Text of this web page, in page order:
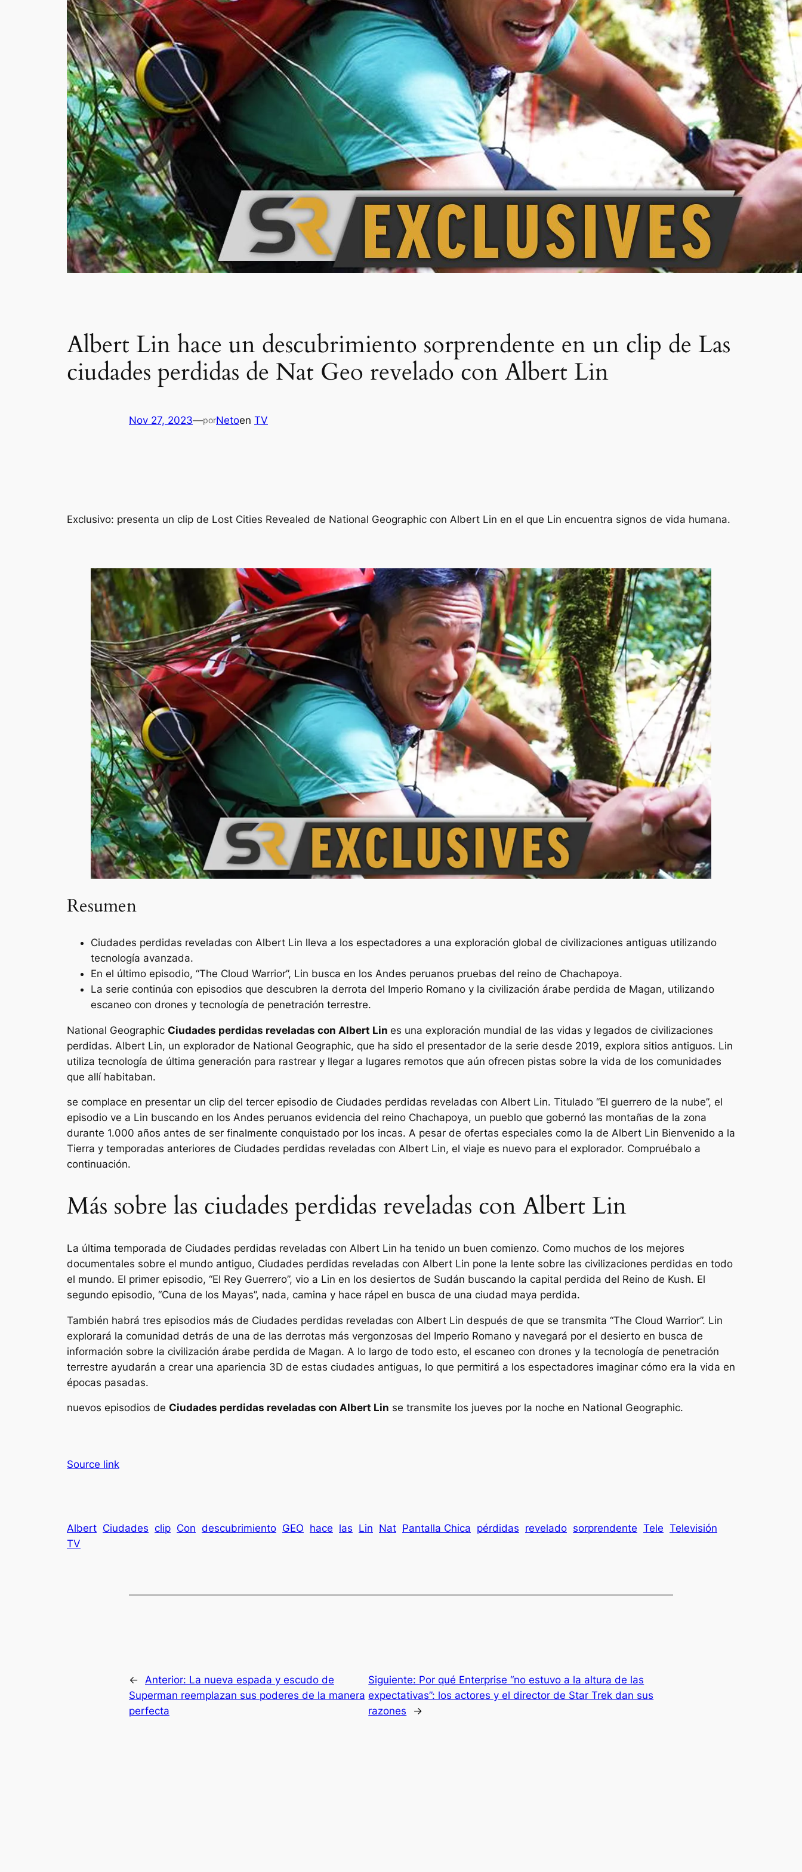
Albert Lin hace un descubrimiento sorprendente en un clip de Las
ciudades perdidas de Nat Geo revelado con Albert Lin
Nov 27, 2023—porNetoen TV
Exclusivo: presenta un clip de Lost Cities Revealed de National Geographic con Albert Lin en el que Lin encuentra signos de vida humana.
Resumen
Ciudades perdidas reveladas con Albert Lin lleva a los espectadores a una exploración global de civilizaciones antiguas utilizando
tecnología avanzada.
En el último episodio, “The Cloud Warrior”, Lin busca en los Andes peruanos pruebas del reino de Chachapoya.
La serie continúa con episodios que descubren la derrota del Imperio Romano y la civilización árabe perdida de Magan, utilizando
escaneo con drones y tecnología de penetración terrestre.
National Geographic Ciudades perdidas reveladas con Albert Lin es una exploración mundial de las vidas y legados de civilizaciones
perdidas. Albert Lin, un explorador de National Geographic, que ha sido el presentador de la serie desde 2019, explora sitios antiguos. Lin
utiliza tecnología de última generación para rastrear y llegar a lugares remotos que aún ofrecen pistas sobre la vida de los comunidades
que allí habitaban.
se complace en presentar un clip del tercer episodio de Ciudades perdidas reveladas con Albert Lin. Titulado “El guerrero de la nube”, el
episodio ve a Lin buscando en los Andes peruanos evidencia del reino Chachapoya, un pueblo que gobernó las montañas de la zona
durante 1.000 años antes de ser finalmente conquistado por los incas. A pesar de ofertas especiales como la de Albert Lin Bienvenido a la
Tierra y temporadas anteriores de Ciudades perdidas reveladas con Albert Lin, el viaje es nuevo para el explorador. Compruébalo a
continuación.
Más sobre las ciudades perdidas reveladas con Albert Lin
La última temporada de Ciudades perdidas reveladas con Albert Lin ha tenido un buen comienzo. Como muchos de los mejores
documentales sobre el mundo antiguo, Ciudades perdidas reveladas con Albert Lin pone la lente sobre las civilizaciones perdidas en todo
el mundo. El primer episodio, “El Rey Guerrero”, vio a Lin en los desiertos de Sudán buscando la capital perdida del Reino de Kush. El
segundo episodio, “Cuna de los Mayas”, nada, camina y hace rápel en busca de una ciudad maya perdida.
También habrá tres episodios más de Ciudades perdidas reveladas con Albert Lin después de que se transmita “The Cloud Warrior”. Lin
explorará la comunidad detrás de una de las derrotas más vergonzosas del Imperio Romano y navegará por el desierto en busca de
información sobre la civilización árabe perdida de Magan. A lo largo de todo esto, el escaneo con drones y la tecnología de penetración
terrestre ayudarán a crear una apariencia 3D de estas ciudades antiguas, lo que permitirá a los espectadores imaginar cómo era la vida en
épocas pasadas.
nuevos episodios de Ciudades perdidas reveladas con Albert Lin se transmite los jueves por la noche en National Geographic.
Source link
Albert Ciudades clip Con descubrimiento GEO hace las Lin Nat Pantalla Chica pérdidas revelado sorprendente Tele Televisión
TV
← Anterior: La nueva espada y escudo de
Superman reemplazan sus poderes de la manera
perfecta
Siguiente: Por qué Enterprise “no estuvo a la altura de las
expectativas”: los actores y el director de Star Trek dan sus
razones
→